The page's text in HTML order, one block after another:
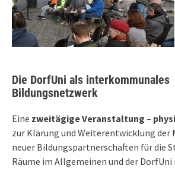
Die DorfUni als interkommunales
Bildungsnetzwerk
Eine zweitägige Veranstaltung –
zur Klärung und Weiterentwicklung der
neuer Bildungspartnerschaften für die
Räume im Allgemeinen und der DorfUni